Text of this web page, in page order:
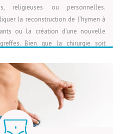
religieuses ou personnelles.
la reconstruction de l’hymen à
ou la création d’une nouvelle
Bien que la chirurgie soit
attentes et des risques avec un
Les femmes doivent être
ne modifie pas la fonction
mais elle peut offrir un sentiment de
personnelle.
VOIR LA PAGE